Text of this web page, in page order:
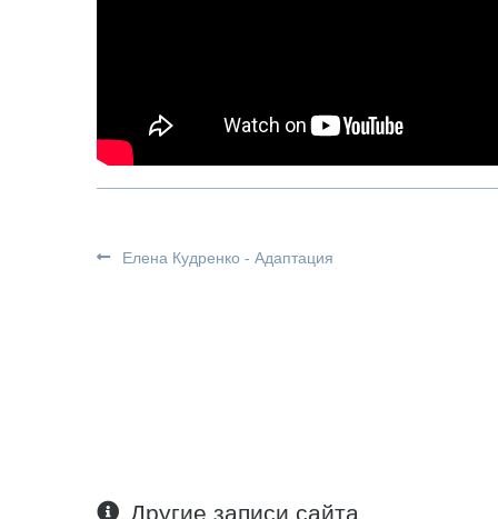
Елена Кудренко - Адаптация
Другие записи сайта